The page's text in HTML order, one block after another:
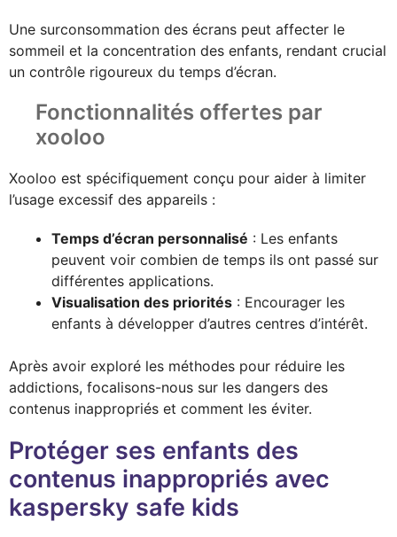
Une surconsommation des écrans peut affecter le
sommeil et la concentration des enfants, rendant crucial
un contrôle rigoureux du temps d’écran.
Fonctionnalités offertes par
xooloo
Xooloo est spécifiquement conçu pour aider à limiter
l’usage excessif des appareils :
Temps d’écran personnalisé : Les enfants
peuvent voir combien de temps ils ont passé sur
différentes applications.
Visualisation des priorités : Encourager les
enfants à développer d’autres centres d’intérêt.
Après avoir exploré les méthodes pour réduire les
addictions, focalisons-nous sur les dangers des
contenus inappropriés et comment les éviter.
Protéger ses enfants des
contenus inappropriés avec
kaspersky safe kids